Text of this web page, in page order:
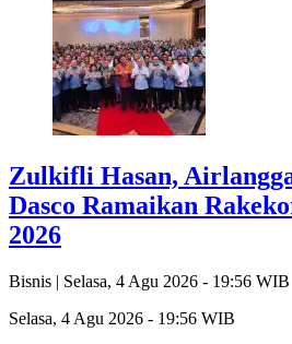
Zulkifli Hasan,
Dasco Ramaikan
2026
Bisnis | Selasa, 4 Agu 2026 - 19:56 WIB
Selasa, 4 Agu 2026 - 19:56 WIB